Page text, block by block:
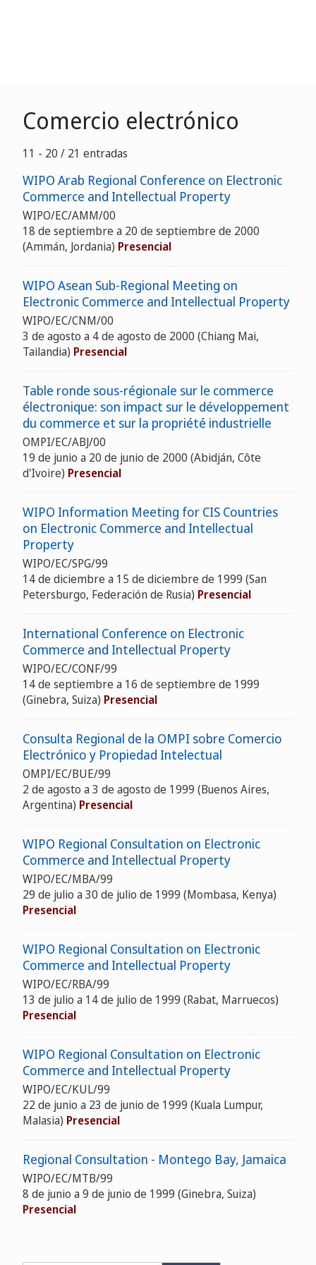
Comercio electrónico
11 - 20 / 21 entradas
WIPO Arab Regional Conference on Electronic
Commerce and Intellectual Property
WIPO/EC/AMM/00
18 de septiembre a 20 de septiembre de 2000
(Ammán, Jordania) Presencial
WIPO Asean Sub-Regional Meeting on
Electronic Commerce and Intellectual Property
WIPO/EC/CNM/00
3 de agosto a 4 de agosto de 2000 (Chiang Mai,
Tailandia) Presencial
Table ronde sous-régionale sur le commerce
électronique: son impact sur le développement
du commerce et sur la propriété industrielle
OMPI/EC/ABJ/00
19 de junio a 20 de junio de 2000 (Abidján, Côte
d'Ivoire) Presencial
WIPO Information Meeting for CIS Countries
on Electronic Commerce and Intellectual
Property
WIPO/EC/SPG/99
14 de diciembre a 15 de diciembre de 1999 (San
Petersburgo, Federación de Rusia) Presencial
International Conference on Electronic
Commerce and Intellectual Property
WIPO/EC/CONF/99
14 de septiembre a 16 de septiembre de 1999
(Ginebra, Suiza) Presencial
Consulta Regional de la OMPI sobre Comercio
Electrónico y Propiedad Intelectual
OMPI/EC/BUE/99
2 de agosto a 3 de agosto de 1999 (Buenos Aires,
Argentina) Presencial
WIPO Regional Consultation on Electronic
Commerce and Intellectual Property
WIPO/EC/MBA/99
29 de julio a 30 de julio de 1999 (Mombasa, Kenya)
Presencial
WIPO Regional Consultation on Electronic
Commerce and Intellectual Property
WIPO/EC/RBA/99
13 de julio a 14 de julio de 1999 (Rabat, Marruecos)
Presencial
WIPO Regional Consultation on Electronic
Commerce and Intellectual Property
WIPO/EC/KUL/99
22 de junio a 23 de junio de 1999 (Kuala Lumpur,
Malasia) Presencial
Regional Consultation - Montego Bay, Jamaica
WIPO/EC/MTB/99
8 de junio a 9 de junio de 1999 (Ginebra, Suiza)
Presencial